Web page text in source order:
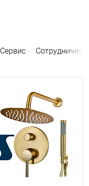
Сервис